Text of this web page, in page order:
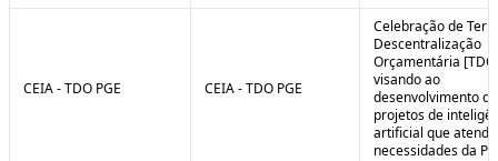
CEIA - TDO PGE CEIA - TDO PGE
Celebração de
Descentralização
Orçamentária
visando ao
desenvolvimento de
projetos de
artificial que
necessidades da